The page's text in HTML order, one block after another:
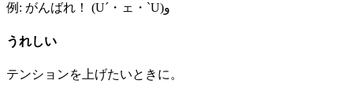
例: がんばれ！ (U´・ェ・`U)و
うれしい
テンションを上げたいときに。